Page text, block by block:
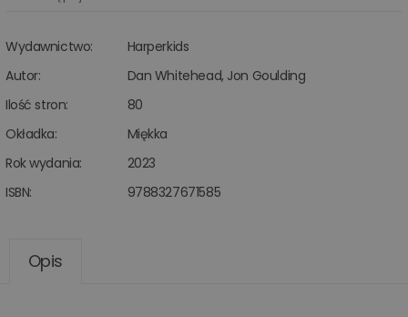
Wydawnictwo:
Harperkids
Autor:
Dan Whitehead, Jon Goulding
Ilość stron:
80
Okładka:
Miękka
Rok wydania:
2023
ISBN:
9788327671585
Opis